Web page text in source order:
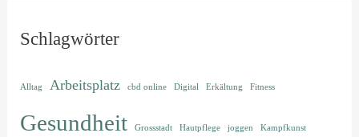
Schlagwörter
Alltag Arbeitsplatz cbd online Digital Erkältung Fitness
Gesundheit Grossstadt Hautpflege joggen Kampfkunst